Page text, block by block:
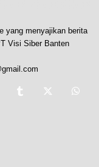
yang menyajikan berita
Visi Siber Banten